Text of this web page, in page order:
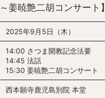
姜暁艶二胡コンサート】
2025年9月5日（木）
14:00 さつま開教記念法要
14:45 法話
15:30 姜暁艶二胡コンサート
西本願寺鹿児島別院 本堂